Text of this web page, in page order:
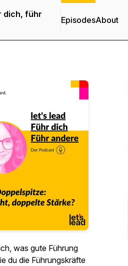
dich, führ
EpisodesAbout
was gute Führung
du die Führungskräfte